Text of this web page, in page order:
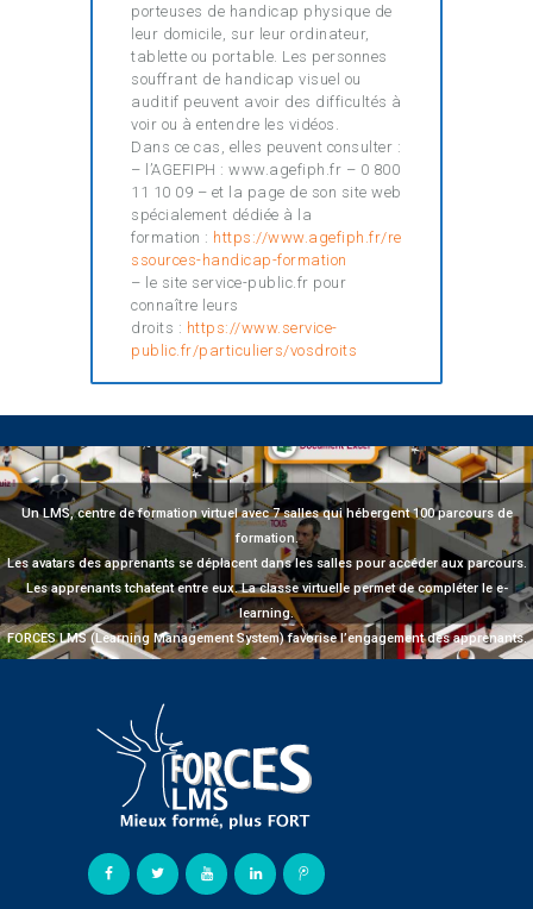
porteuses de handicap physique de
leur domicile, sur leur ordinateur,
tablette ou portable. Les personnes
souffrant de handicap visuel ou
auditif peuvent avoir des difficultés à
voir ou à entendre les vidéos.
Dans ce cas, elles peuvent consulter :
– l’AGEFIPH : www.agefiph.fr – 0 800
11 10 09 – et la page de son site web
spécialement dédiée à la
formation : https://www.agefiph.fr/re
ssources-handicap-formation
– le site service-public.fr pour
connaître leurs
droits : https://www.service-
public.fr/particuliers/vosdroits
Un LMS, centre de formation virtuel avec 7 salles qui hébergent 100 parcours de
formation.
Les avatars des apprenants se déplacent dans les salles pour accéder aux parcours.
Les apprenants tchatent entre eux. La classe virtuelle permet de compléter le e-
learning.
FORCES LMS (Learning Management System) favorise l’engagement des apprenants.